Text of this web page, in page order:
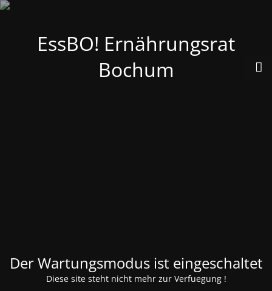
EssBO! Ernährungsrat
Bochum
Der Wartungsmodus ist eingeschaltet
Diese site steht nicht mehr zur Verfuegung !